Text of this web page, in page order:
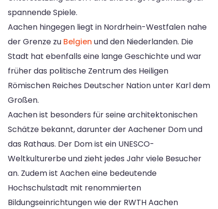
spannende Spiele.
Aachen hingegen liegt in Nordrhein-Westfalen nahe
der Grenze zu Belgien und den Niederlanden. Die
Stadt hat ebenfalls eine lange Geschichte und war
früher das politische Zentrum des Heiligen
Römischen Reiches Deutscher Nation unter Karl dem
Großen.
Aachen ist besonders für seine architektonischen
Schätze bekannt, darunter der Aachener Dom und
das Rathaus. Der Dom ist ein UNESCO-
Weltkulturerbe und zieht jedes Jahr viele Besucher
an. Zudem ist Aachen eine bedeutende
Hochschulstadt mit renommierten
Bildungseinrichtungen wie der RWTH Aachen